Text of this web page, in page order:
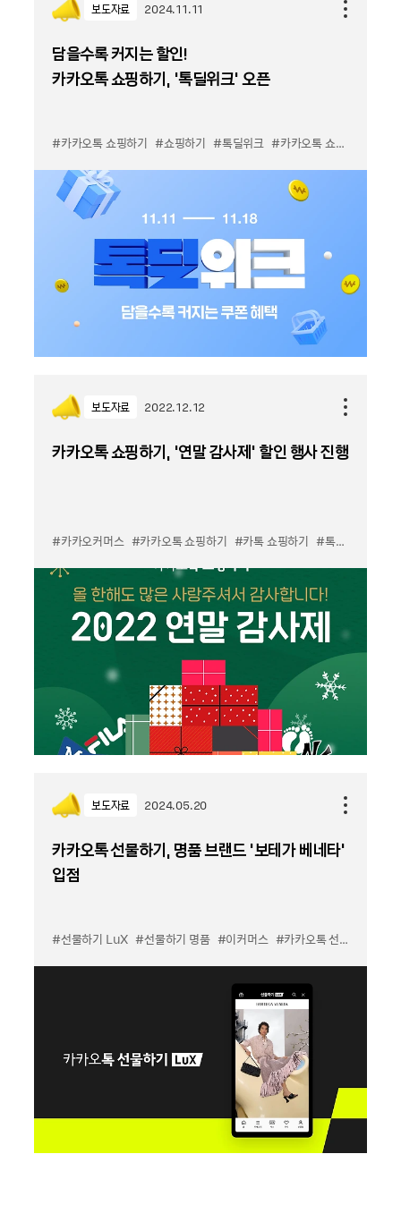
보도자료 2024.11.11
담을수록 커지는 할인!
카카오톡 쇼핑하기, ‘톡딜위크’ 오픈
#카카오톡 쇼핑하기 #쇼핑하기 #톡딜위크 #카카오톡 쇼핑하기 톡딜위크
보도자료 2022.12.12
카카오톡 쇼핑하기, ‘연말 감사제’ 할인 행사 진행
#카카오커머스 #카카오톡 쇼핑하기 #카톡 쇼핑하기 #톡딜
보도자료 2024.05.20
카카오톡 선물하기, 명품 브랜드 ‘보테가 베네타’
입점
#선물하기 LuX #선물하기 명품 #이커머스 #카카오톡 선물하기